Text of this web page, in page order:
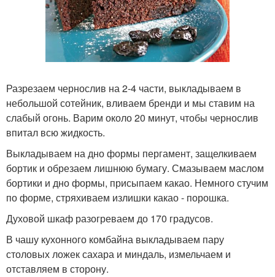
Разрезаем чернослив на 2-4 части, выкладываем в
небольшой сотейник, вливаем бренди и мы ставим на
слабый огонь. Варим около 20 минут, чтобы чернослив
впитал всю жидкость.
Выкладываем на дно формы пергамент, защелкиваем
бортик и обрезаем лишнюю бумагу. Смазываем маслом
бортики и дно формы, присыпаем какао. Немного стучим
по форме, стряхиваем излишки какао - порошка.
Духовой шкаф разогреваем до 170 градусов.
В чашу кухонного комбайна выкладываем пару
столовых ложек сахара и миндаль, измельчаем и
отставляем в сторону.